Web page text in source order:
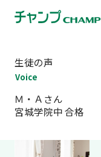
生徒の声
Voice
Ｍ・Ａさん
宮城学院中 合格